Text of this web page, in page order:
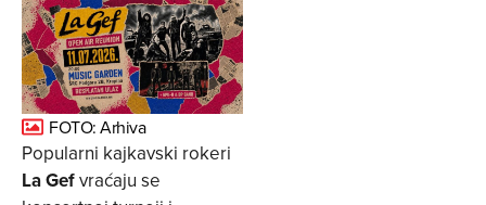
FOTO: Arhiva
Popularni kajkavski rokeri
La Gefvraćaju se